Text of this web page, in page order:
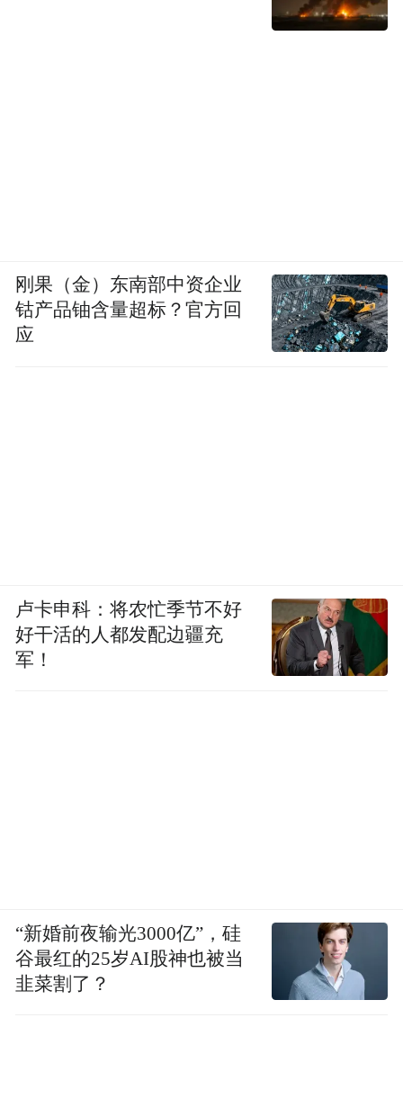
刚果（金）东南部中资企业
钴产品铀含量超标？官方回
应
卢卡申科：将农忙季节不好
好干活的人都发配边疆充
军！
“新婚前夜输光3000亿”，硅
谷最红的25岁AI股神也被当
韭菜割了？